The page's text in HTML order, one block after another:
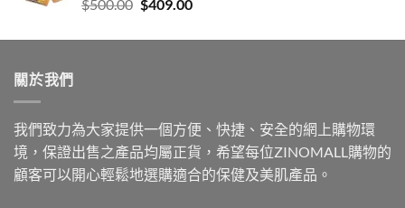
$500.00 Original
was:
$409.00Current
is:
關於我們
我們致力為大家提供一個方便、快捷、安全的網上購物環
境，保證出售之產品均屬正貨，希望每位ZINOMALL購物的
顧客可以開心輕鬆地選購適合的保健及美肌產品。